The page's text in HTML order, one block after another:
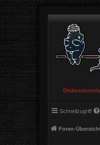
Schnellzugriff
Foren-